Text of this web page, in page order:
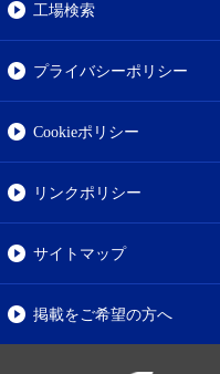
工場検索
プライバシーポリシー
Cookieポリシー
リンクポリシー
サイトマップ
掲載をご希望の方へ